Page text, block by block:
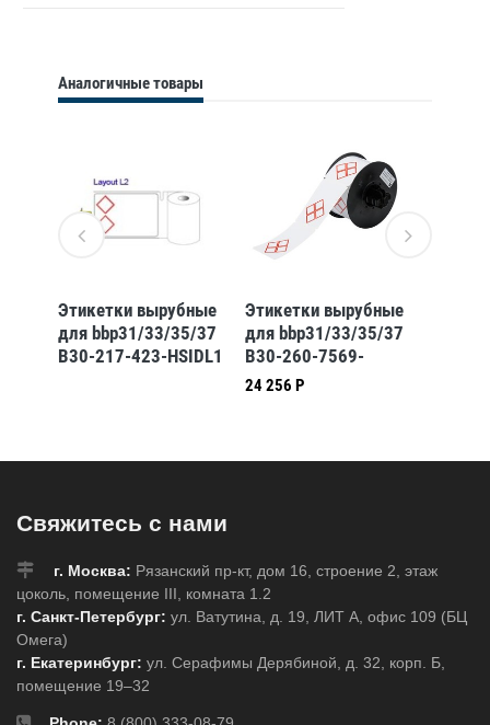
Аналогичные товары
Этикетки вырубные
для bbp31/33/35/37
B30-217-423-HSIDL1
Этикетки вырубные
для bbp31/33/35/37
B30-260-7569-
CLP4B
24 256 Р
Свяжитесь с нами
г. Москва: Рязанский пр-кт, дом 16, строение 2, этаж
цоколь, помещение III, комната 1.2
г. Санкт-Петербург: ул. Ватутина, д. 19, ЛИТ А, офис 109 (БЦ
Омега)
г. Екатеринбург: ул. Серафимы Дерябиной, д. 32, корп. Б,
помещение 19–32